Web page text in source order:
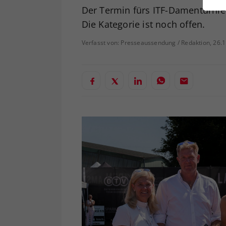
Der Termin fürs ITF-
Die Kategorie ist noch offen.
Verfasst von: Presseaussendung / Redaktion,